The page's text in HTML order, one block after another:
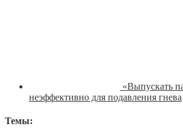
«Выпускать
неэффективно для подавления гнева
Темы: